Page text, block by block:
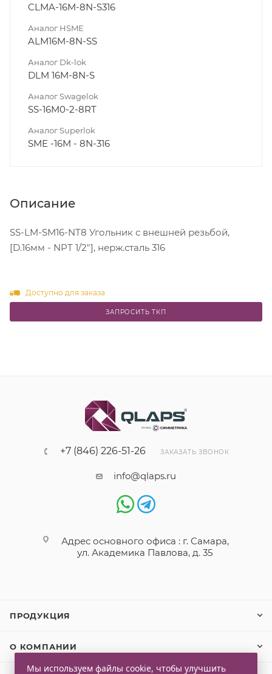
CLMA-16M-8N-S316
Аналог HSME
ALM16M-8N-SS
Аналог Dk-lok
DLM 16M-8N-S
Аналог Swagelok
SS-16M0-2-8RT
Аналог Superlok
SME -16M - 8N-316
Описание
SS-LM-SM16-NT8 Угольник с внешней резьбой,
[D.16мм - NPT 1/2"], нерж.сталь 316
Доступно для заказа
ЗАПРОСИТЬ ТКП
+7 (846) 226-51-26 ЗАКАЗАТЬ ЗВОНОК
info@qlaps.ru
Адрес основного офиса : г. Самара,
ул. Академика Павлова, д. 35
ПРОДУКЦИЯ
О КОМПАНИИ
Мы используем файлы cookie, чтобы улучшить